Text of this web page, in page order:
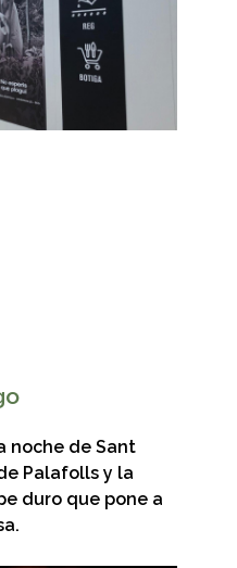
noche de Sant
Palafolls y la
duro que pone a